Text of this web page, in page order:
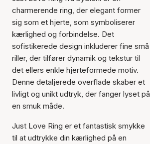
charmerende ring, der elegant former
sig som et hjerte, som symboliserer
kærlighed og forbindelse. Det
sofistikerede design inkluderer fine små
riller, der tilfører dynamik og tekstur til
det ellers enkle hjerteformede motiv.
Denne detaljerede overflade skaber et
livligt og unikt udtryk, der fanger lyset på
en smuk måde.
Just Love Ring er et fantastisk smykke
til at udtrykke din kærlighed på en